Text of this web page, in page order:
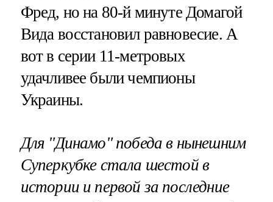
Фред, но на 80-й минуте Домагой
Вида восстановил равновесие. А
вот в серии 11-метровых
удачливее были чемпионы
Украины.
Для "Динамо" победа в нынешним
Суперкубке стала шестой в
истории и первой за последние